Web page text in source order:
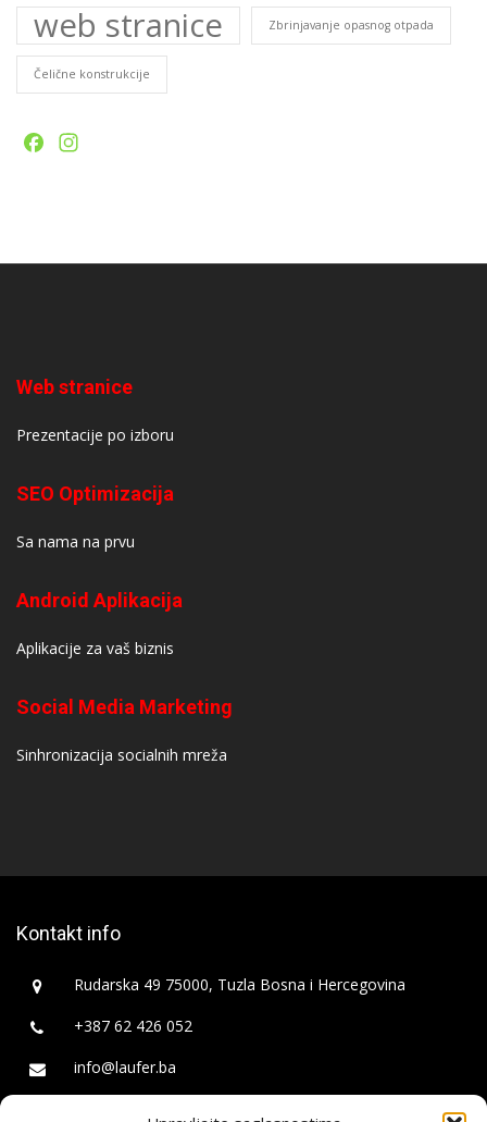
web stranice Zbrinjavanje opasnog otpada
Čelične konstrukcije
Facebook
Web stranice
Prezentacije po izboru
SEO Optimizacija
Sa nama na prvu
Android Aplikacija
Aplikacije za vaš biznis
Social Media Marketing
Sinhronizacija socialnih mreža
Kontakt info
Rudarska 49 75000, Tuzla Bosna i Hercegovina
+387 62 426 052
info@laufer.ba